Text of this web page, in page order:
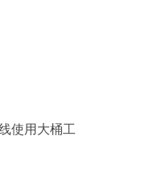
使用大桶工